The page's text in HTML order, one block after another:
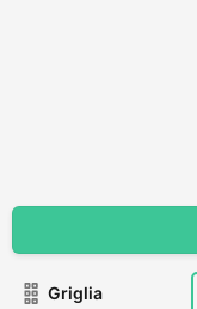
Griglia